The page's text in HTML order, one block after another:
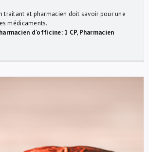
traitant et pharmacien doit savoir pour une
médicaments.
d'officine: 1 CP, Pharmacien